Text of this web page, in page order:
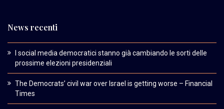
News recenti
I social media democratici stanno già cambiando le sorti delle
prossime elezioni presidenziali
The Democrats’ civil war over Israel is getting worse – Financial
Times